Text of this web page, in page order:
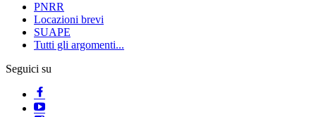
PNRR
Locazioni brevi
SUAPE
Tutti gli argomenti...
Seguici su